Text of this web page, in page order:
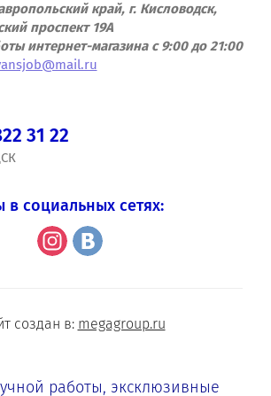
работы, эксклюзивные
край, г. Кисловодск,
проспект 19А
интернет-магазина с 9:00 до 21:00
31 22
в социальных сетях:
создан в: megagroup.ru